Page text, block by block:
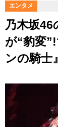
エンタメ
乃木坂46
が“豹変
ンの騎士